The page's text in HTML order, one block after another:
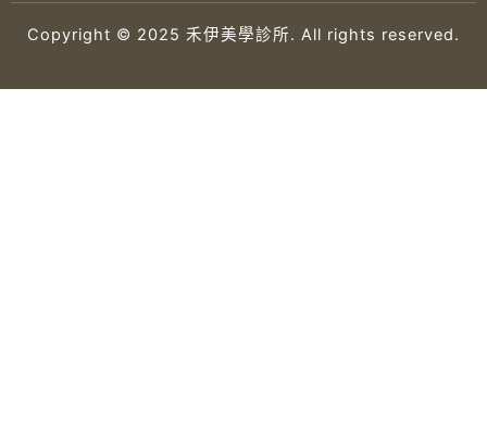
Copyright © 2025 禾伊美學診所. All rights reserved.